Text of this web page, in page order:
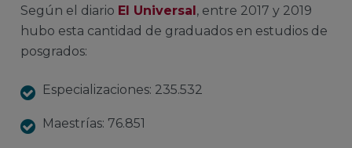
Según el diario El Universal , entre 2017 y 2019
hubo esta cantidad de graduados en estudios de
posgrados:
Especializaciones: 235.532
Maestrías: 76.851